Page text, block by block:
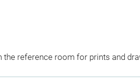
reference room for prints and